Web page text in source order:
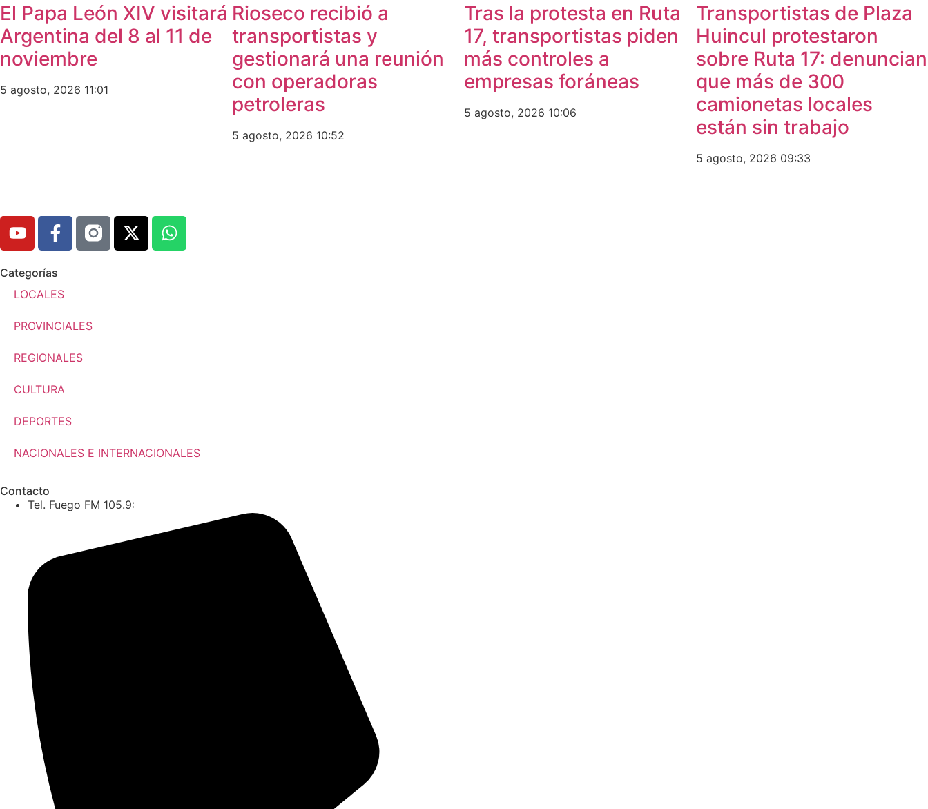
El Papa León XIV visitará
Argentina del 8 al 11 de
noviembre
5 agosto, 2026 11:01
Rioseco recibió a
transportistas y
gestionará una reunión
con operadoras
petroleras
5 agosto, 2026 10:52
Tras la protesta en Ruta
17, transportistas piden
más controles a
empresas foráneas
5 agosto, 2026 10:06
Transportistas de Plaza
Huincul protestaron
sobre Ruta 17: denuncian
que más de 300
camionetas locales
están sin trabajo
5 agosto, 2026 09:33
Categorías
LOCALES
PROVINCIALES
REGIONALES
CULTURA
DEPORTES
NACIONALES E INTERNACIONALES
Contacto
Tel. Fuego FM 105.9: